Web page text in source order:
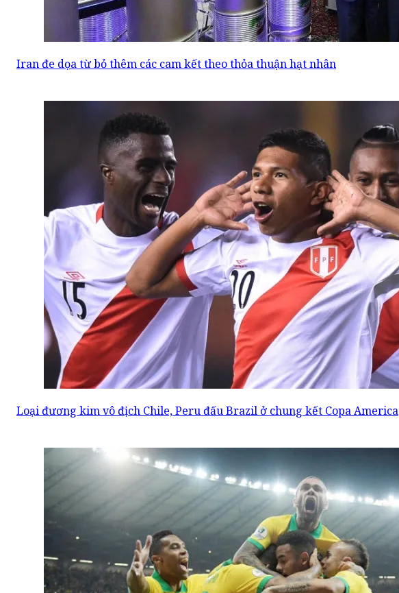
Iran đe dọa từ bỏ thêm các cam kết theo thỏa thuận hạt nhân
Loại đương kim vô địch Chile, Peru đấu Brazil ở chung kết Copa America